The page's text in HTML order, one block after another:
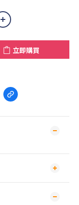
立即購買